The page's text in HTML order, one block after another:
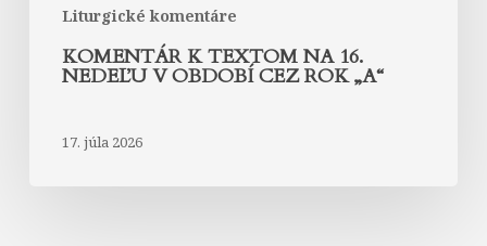
Liturgické komentáre
KOMENTÁR K TEXTOM NA 16.
NEDEĽU V OBDOBÍ CEZ ROK „A“
17. júla 2026